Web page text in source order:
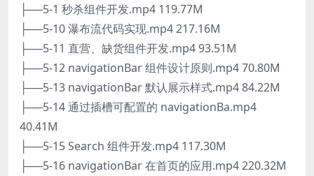
├──5-1 秒杀组件开发.mp4 119.77M
├──5-10 瀑布流代码实现.mp4 217.16M
├──5-11 直营、缺货组件开发.mp4 93.51M
├──5-12 navigationBar 组件设计原则.mp4 70.80M
├──5-13 navigationBar 默认展示样式.mp4 84.22M
├──5-14 通过插槽可配置的 navigationBa.mp4
40.41M
├──5-15 Search 组件开发.mp4 117.30M
├──5-16 navigationBar 在首页的应用.mp4 220.32M